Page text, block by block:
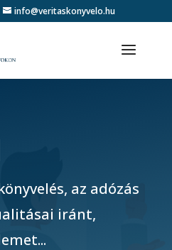
info@veritaskonyvelo.hu
az adózás
iránt,